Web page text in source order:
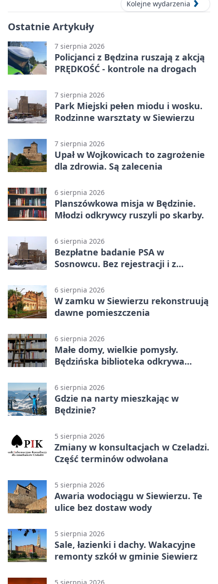
Kolejne wydarzenia
Ostatnie Artykuły
7 sierpnia 2026
Policjanci z Będzina ruszają z akcją
PRĘDKOŚĆ - kontrole na drogach
7 sierpnia 2026
Park Miejski pełen miodu i wosku.
Rodzinne warsztaty w Siewierzu
7 sierpnia 2026
Upał w Wojkowicach to zagrożenie
dla zdrowia. Są zalecenia
6 sierpnia 2026
Planszówkowa misja w Będzinie.
Młodzi odkrywcy ruszyli po skarby.
6 sierpnia 2026
Bezpłatne badanie PSA w
Sosnowcu. Bez rejestracji i z
6 sierpnia 2026
W zamku w Siewierzu rekonstruują
dawne pomieszczenia
6 sierpnia 2026
Małe domy, wielkie pomysły.
Będzińska biblioteka odkrywa
6 sierpnia 2026
Gdzie na narty mieszkając w
Będzinie?
5 sierpnia 2026
Zmiany w konsultacjach w Czeladzi.
Część terminów odwołana
5 sierpnia 2026
Awaria wodociągu w Siewierzu. Te
ulice bez dostaw wody
5 sierpnia 2026
Sale, łazienki i dachy. Wakacyjne
remonty szkół w gminie Siewierz